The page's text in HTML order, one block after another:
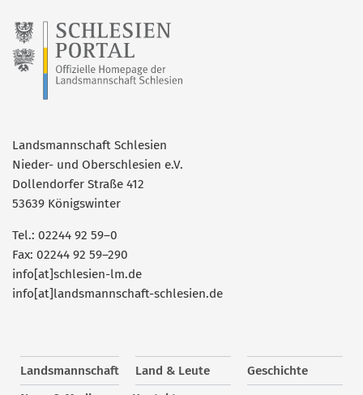
Landsmannschaft Schlesien
Nieder- und Oberschlesien e.V.
Dollendorfer Straße 412
53639 Königswinter
Tel.: 02244 92 59–0
Fax: 02244 92 59–290
info[at]schlesien-lm.de
info[at]landsmannschaft-schlesien.de
Landsmannschaft Land & Leute
Geschichte